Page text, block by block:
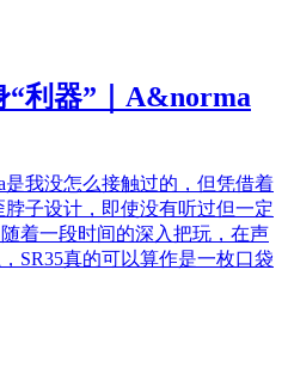
“利器”｜A&norma
是我没怎么接触过的，但凭借着
子设计，即使没有听过但一定
着一段时间的深入把玩，在声
SR35真的可以算作是一枚口袋